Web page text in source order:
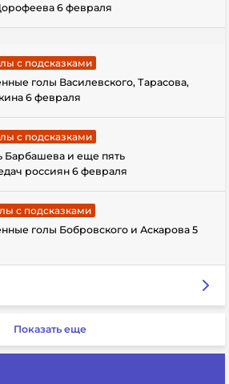
6 февраля
с подсказками
голы Василевского, Тарасова,
6 февраля
с подсказками
Барбашева и еще пять
россиян 6 февраля
с подсказками
голы Бобровского и Аскарова 5
Показать еще